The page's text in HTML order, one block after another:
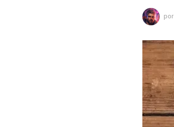
por